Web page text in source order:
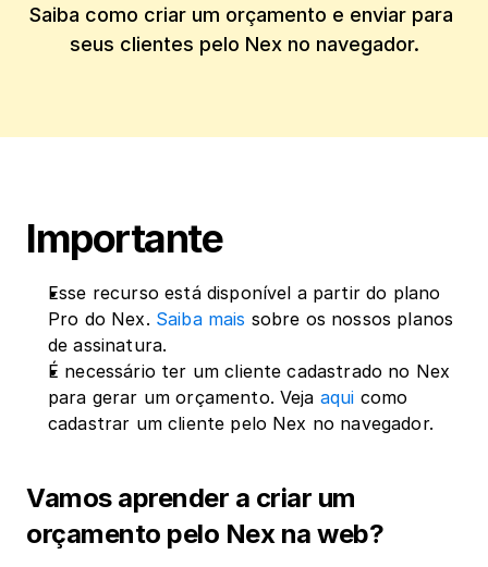
Saiba como criar um orçamento e enviar para
Importante
Esse recurso está disponível a partir do plano
Pro do Nex. Saiba mais sobre os nossos planos
de assinatura.
É necessário ter um cliente cadastrado no Nex
para gerar um orçamento. Veja aqui como
cadastrar um cliente pelo Nex no navegador.
Vamos aprender a criar um
orçamento pelo Nex na web?